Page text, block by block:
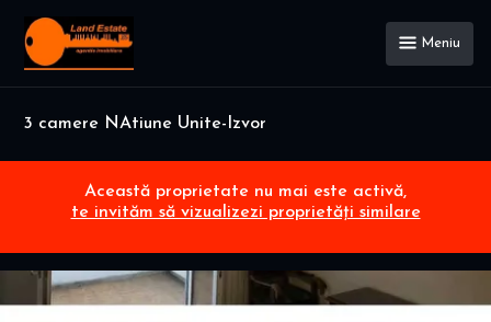
Meniu
3 camere NAtiune Unite-Izvor
Această proprietate nu mai este activă,
te invităm să vizualizezi proprietăți similare